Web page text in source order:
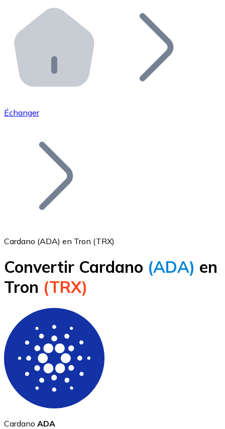
Distributeurs automatiques Bitnovo
Intégrez un ATM Bitnovo dans votre entreprise et
API Bitnovo
Intégrez notre API dans votre écosystème.
Rejoignez notre réseau de distributeurs et
Ajoutez le token de votre projet à notre service
Bitcoin
BTC
Ethereum
Échanger
Cardano (ADA) en Tron (TRX)
Convertir Cardano (ADA) en
Tron (TRX)
Cardano ADA